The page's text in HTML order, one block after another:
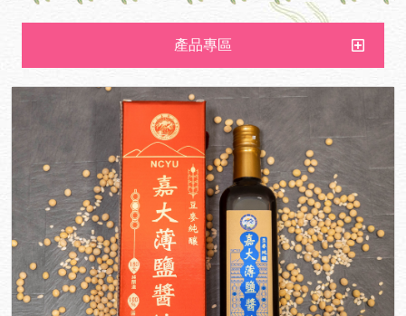
產品專區
師生研發商品
產學技轉商品
地方特色商品
健康美容商品
促銷商品專區